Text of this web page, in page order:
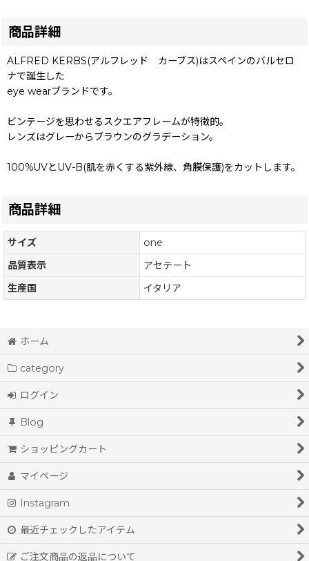
商品詳細
ALFRED KERBS(アルフレッド カーブス)はスペインのバルセロ
ナで誕生した
eye wearブランドです。
ビンテージを思わせるスクエアフレームが特徴的。
レンズはグレーからブラウンのグラデーション。
100%UVとUV-B(肌を赤くする紫外線、角膜保護)をカットします。
商品詳細
サイズ
one
品質表示
アセテート
生産国
イタリア
ホーム
category
ログイン
Blog
ショッピングカート
マイページ
Instagram
最近チェックしたアイテム
ご注文商品の返品について